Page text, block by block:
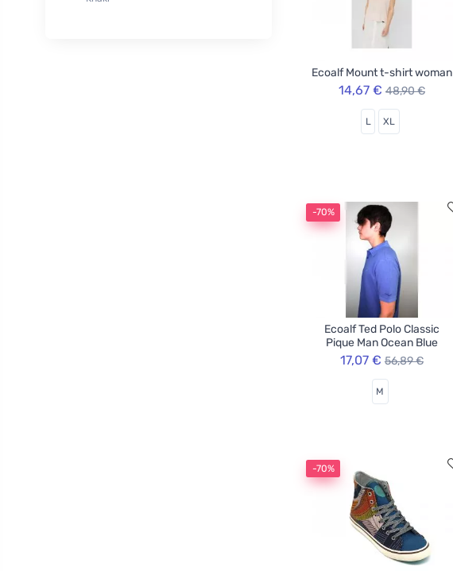
Ecoalf Mount t-shirt woman
14,67 € 48,90 €
L XL
-70%
Ecoalf Ted Polo Classic
Pique Man Ocean Blue
17,07 € 56,89 €
M
-70%